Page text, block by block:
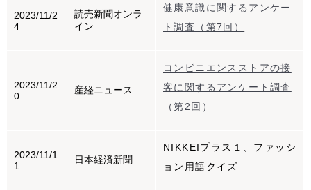
2023/11/2
4
読売新聞オンラ
イン
健康意識に関するアンケー
ト調査（第7回）
2023/11/2
0
産経ニュース
コンビニエンスストアの接
客に関するアンケート調査
（第2回）
2023/11/1
1
日本経済新聞
NIKKEIプラス１、ファッシ
ョン用語クイズ